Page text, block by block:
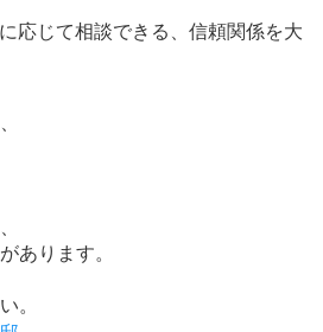
応じて相談できる、信頼関係を大
あります。
。